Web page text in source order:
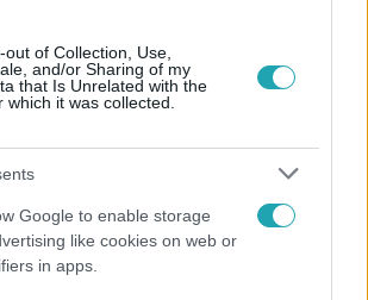
of Collection, Use,
and/or Sharing of my
that Is Unrelated with the
which it was collected.
Google to enable storage
like cookies on web or
in apps.